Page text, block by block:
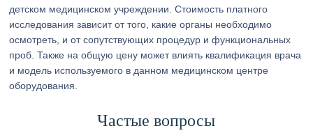
детском медицинском учреждении. Стоимость платного
исследования зависит от того, какие органы необходимо
осмотреть, и от сопутствующих процедур и функциональных
проб. Также на общую цену может влиять квалификация врача
и модель используемого в данном медицинском центре
оборудования.
Частые вопросы